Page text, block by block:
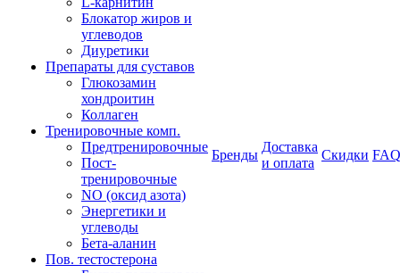
Блокатор жиров и
углеводов
Диуретики
Препараты для суставов
Глюкозамин
хондроитин
Коллаген
Тренировочные комп.
Предтренировочные
Пост-
тренировочные
NO (оксид азота)
Энергетики и
углеводы
Бета-аланин
Пов. тестостерона
Бренды
Доставка
и оплата
Скидки FAQ